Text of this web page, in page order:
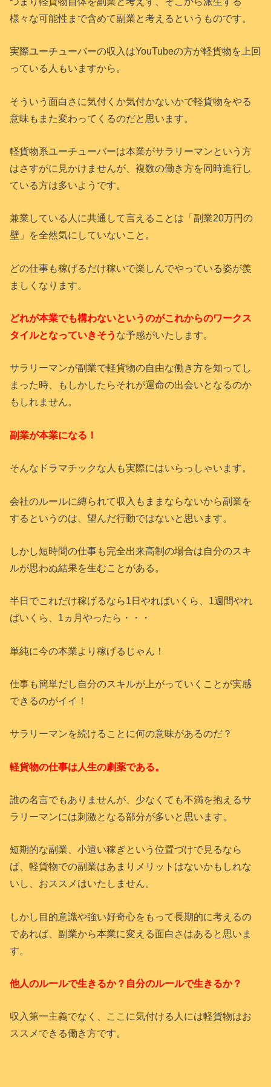
様々な可能性まで含めて副業と考えるというものです。
実際ユーチューバーの収入はYouTubeの方が軽貨物を上回
っている人もいますから。
そういう面白さに気付くか気付かないかで軽貨物をやる
意味もまた変わってくるのだと思います。
軽貨物系ユーチューバーは本業がサラリーマンという方
はさすがに見かけませんが、複数の働き方を同時進行し
ている方は多いようです。
兼業している人に共通して言えることは「副業20万円の
壁」を全然気にしていないこと。
どの仕事も稼げるだけ稼いで楽しんでやっている姿が羨
ましくなります。
どれが本業でも構わないというのがこれからのワークス
タイルとなっていきそう な予感がいたします。
サラリーマンが副業で軽貨物の自由な働き方を知ってし
まった時、もしかしたらそれが運命の出会いとなるのか
もしれません。
副業が本業になる！
そんなドラマチックな人も実際にはいらっしゃいます。
会社のルールに縛られて収入もままならないから副業を
するというのは、望んだ行動ではないと思います。
しかし短時間の仕事も完全出来高制の場合は自分のスキ
ルが思わぬ結果を生むことがある。
半日でこれだけ稼げるなら1日やればいくら、1週間やれ
ばいくら、1ヵ月やったら・・・
単純に今の本業より稼げるじゃん！
仕事も簡単だし自分のスキルが上がっていくことが実感
できるのがイイ！
サラリーマンを続けることに何の意味があるのだ？
軽貨物の仕事は人生の劇薬である。
誰の名言でもありませんが、少なくても不満を抱えるサ
ラリーマンには刺激となる部分が多いと思います。
短期的な副業、小遣い稼ぎという位置づけで見るなら
ば、軽貨物での副業はあまりメリットはないかもしれな
いし、おススメはいたしません。
しかし目的意識や強い好奇心をもって長期的に考えるの
であれば、副業から本業に変える面白さはあると思いま
す。
他人のルールで生きるか？自分のルールで生きるか？
収入第一主義でなく、ここに気付ける人には軽貨物はお
ススメできる働き方です。